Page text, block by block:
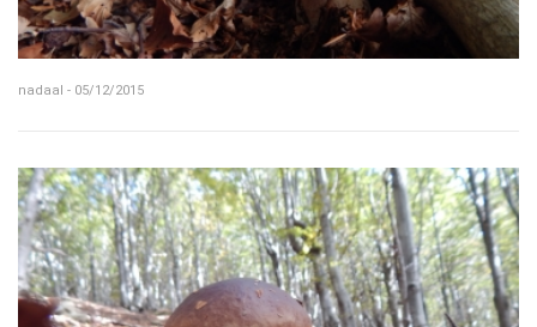
nadaal - 05/12/2015